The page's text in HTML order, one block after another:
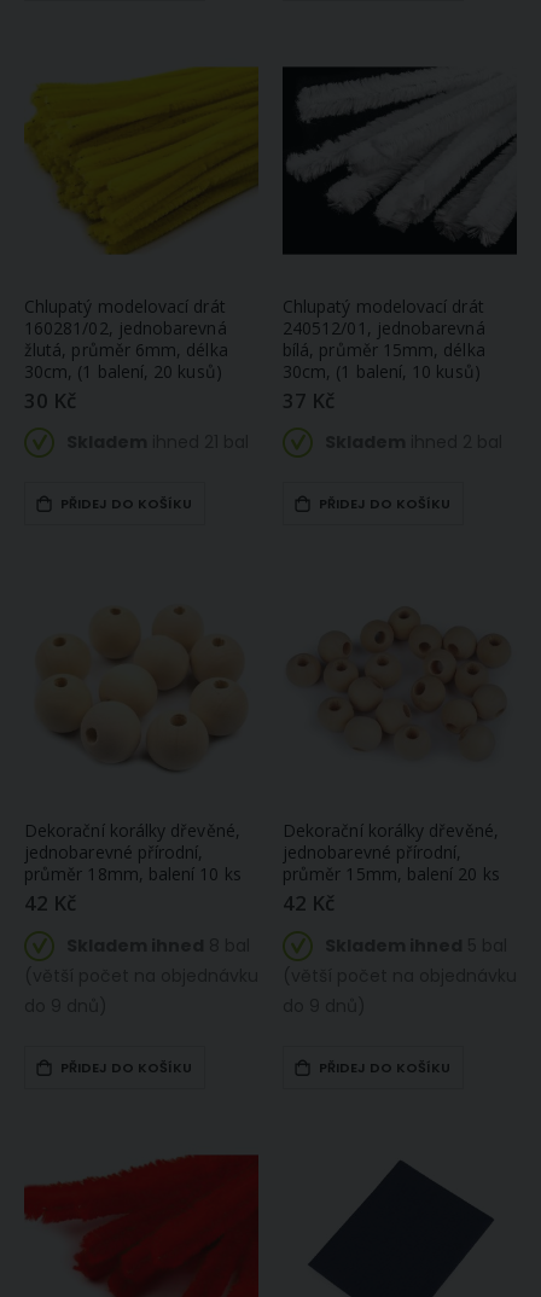
Chlupatý modelovací drát
160281/02, jednobarevná
žlutá, průměr 6mm, délka
30cm, (1 balení, 20 kusů)
30 Kč
PŘIDEJ DO KOŠÍKU
Chlupatý modelovací drát
240512/01, jednobarevná
bílá, průměr 15mm, délka
30cm, (1 balení, 10 kusů)
37 Kč
PŘIDEJ DO KOŠÍKU
Dekorační korálky dřevěné,
jednobarevné přírodní,
průměr 18mm, balení 10 ks
42 Kč
PŘIDEJ DO KOŠÍKU
Dekorační korálky dřevěné,
jednobarevné přírodní,
průměr 15mm, balení 20 ks
42 Kč
PŘIDEJ DO KOŠÍKU